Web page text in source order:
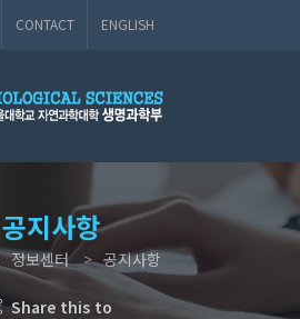
CONTACT ENGLISH
공지사항
정보센터 공지사항
Share this to